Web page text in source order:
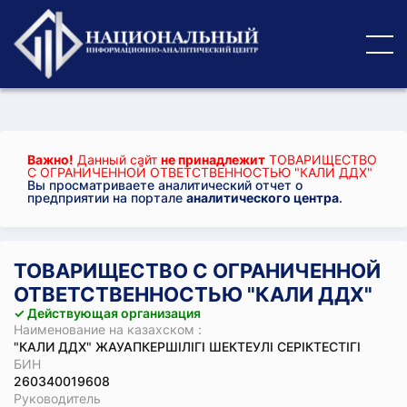
Важно! Данный сайт не принадлежит ТОВАРИЩЕСТВО
С ОГРАНИЧЕННОЙ ОТВЕТСТВЕННОСТЬЮ "КАЛИ ДДХ"
Вы просматриваете аналитический отчет о
предприятии на портале аналитического центра.
ТОВАРИЩЕСТВО С ОГРАНИЧЕННОЙ
ОТВЕТСТВЕННОСТЬЮ "КАЛИ ДДХ"
✓ Действующая организация
Наименование на казахском :
"КАЛИ ДДХ" ЖАУАПКЕРШІЛІГІ ШЕКТЕУЛІ СЕРІКТЕСТІГІ
БИН
260340019608
Руководитель